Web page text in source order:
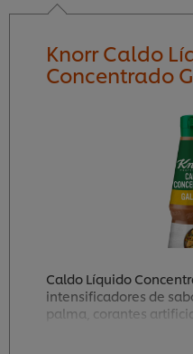
Knorr Caldo
Concentrado
Caldo Líquido
intensificadores de
palma, corantes